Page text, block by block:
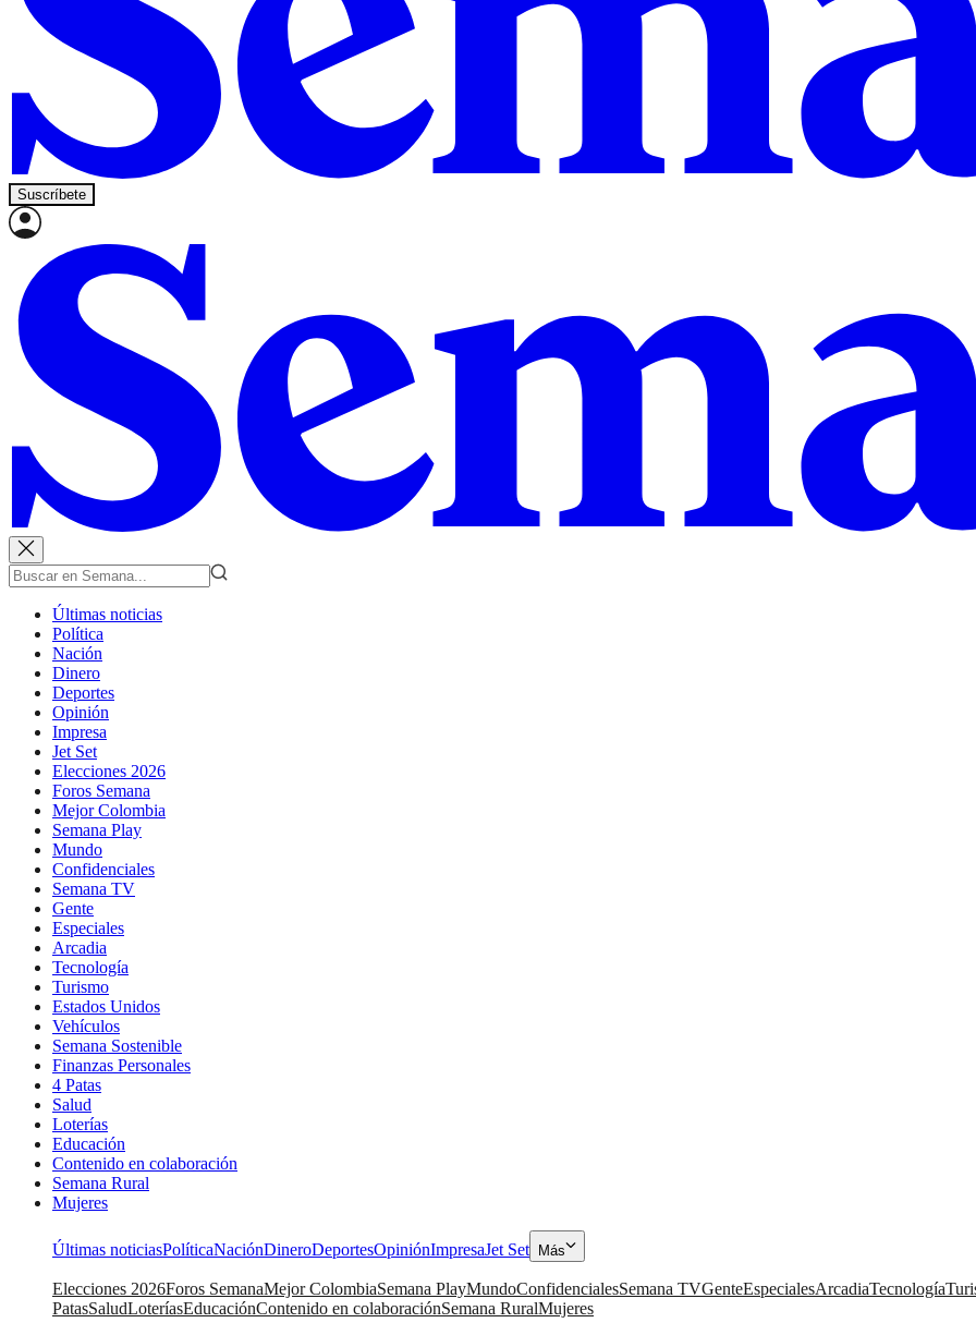
Suscríbete
Últimas noticias
Política
Nación
Dinero
Deportes
Opinión
Impresa
Jet Set
Elecciones 2026
Foros Semana
Mejor Colombia
Semana Play
Mundo
Confidenciales
Semana TV
Gente
Especiales
Arcadia
Tecnología
Turismo
Estados Unidos
Vehículos
Semana Sostenible
Finanzas Personales
4 Patas
Salud
Loterías
Educación
Contenido en colaboración
Semana Rural
Mujeres
Últimas noticiasPolíticaNaciónDineroDeportesOpiniónImpresaJet Set Más
Elecciones 2026Foros SemanaMejor ColombiaSemana PlayMundoConfidencialesSemana TVGenteEspecialesArcadiaTecnología
PatasSaludLoteríasEducaciónContenido en colaboraciónSemana RuralMujeres